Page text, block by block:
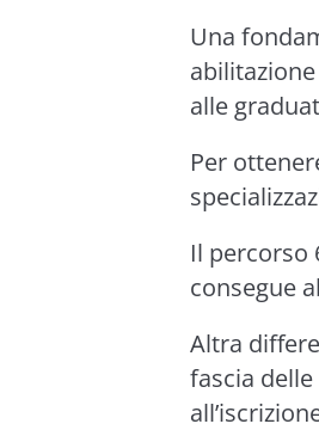
Una
alle
Per
Il percorso
consegue
Altra
fascia